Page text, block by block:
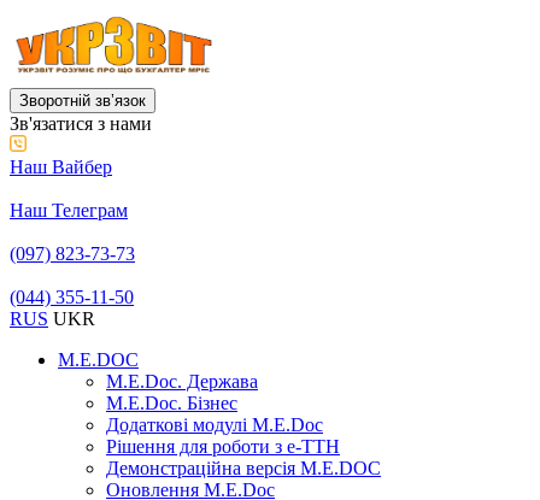
Зворотній звʼязок
Зв'язатися з нами
Наш Вайбер
Наш Телеграм
(097) 823-73-73
(044) 355-11-50
RUS UKR
M.E.DOC
M.E.Doc. Держава
M.E.Doc. Бізнес
Додаткові модулі M.E.Doc
Рішення для роботи з е-ТТН
Демонстраційна версія M.E.DOC
Оновлення M.E.Doc